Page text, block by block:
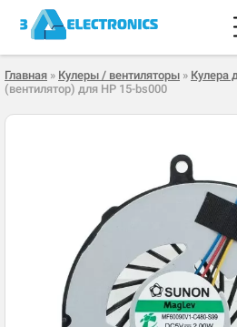
Главная » Кулеры / вентиляторы » Кулера
(вентилятор) для HP 15-bs000